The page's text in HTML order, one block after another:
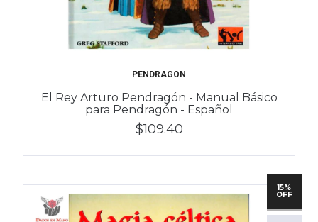
PENDRAGON
El Rey Arturo Pendragón - Manual Básico
para Pendragón - Español
$109.40
15%
OFF